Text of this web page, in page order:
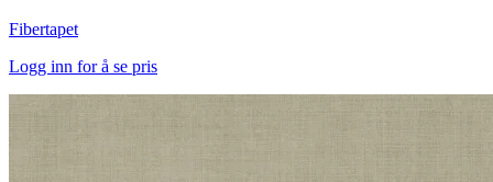
Fibertapet
Logg inn for å se pris